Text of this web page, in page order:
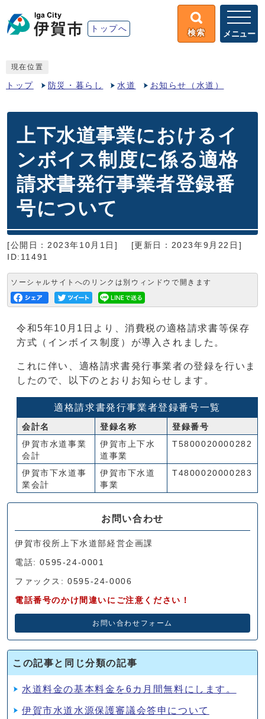
トップへ 検索 メニュー
現在位置
トップ 防災・暮らし 水道 お知らせ（水道）
上下水道事業におけるイ
ンボイス制度に係る適格
請求書発行事業者登録番
号について
[公開日：2023年10月1日]
[更新日：2023年9月22日]
ID:11491
ソーシャルサイトへのリンクは別ウィンドウで開きます
令和5年10月1日より、消費税の適格請求書等保存
方式（インボイス制度）が導入されました。
これに伴い、適格請求書発行事業者の登録を行いま
したので、以下のとおりお知らせします。
適格請求書発行事業者登録番号一覧
会計名 登録名称
登録番号
伊賀市水道事業
会計
伊賀市上下水
道事業
T5800020000282
伊賀市下水道事
業会計
伊賀市下水道
事業
T4800020000283
お問い合わせ
伊賀市役所上下水道部経営企画課
電話: 0595-24-0001
ファックス: 0595-24-0006
電話番号のかけ間違いにご注意ください！
お問い合わせフォーム
この記事と同じ分類の記事
水道料金の基本料金を6カ月間無料にします。
伊賀市水道水源保護審議会答申について